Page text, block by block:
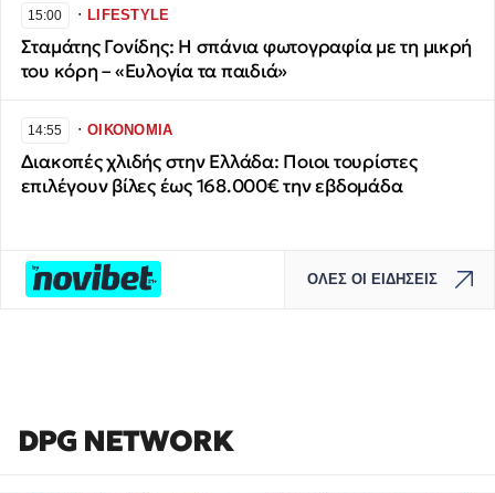
15:00 ∙LIFESTYLE
Σταμάτης Γονίδης: Η σπάνια φωτογραφία με τη μικρή
του κόρη – «Ευλογία τα παιδιά»
14:55 ∙ΟΙΚΟΝΟΜΙΑ
Διακοπές χλιδής στην Ελλάδα: Ποιοι τουρίστες
επιλέγουν βίλες έως 168.000€ την εβδομάδα
ΟΛΕΣ ΟΙ ΕΙΔΗΣΕΙΣ
DPG NETWORK